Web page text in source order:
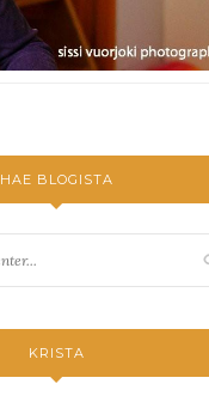
HAE BLOGISTA
KRISTA